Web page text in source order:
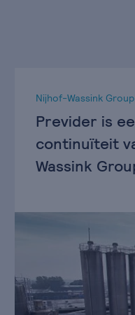
Nijhof-Wassink Group
Previder is
continuïteit
Wassink